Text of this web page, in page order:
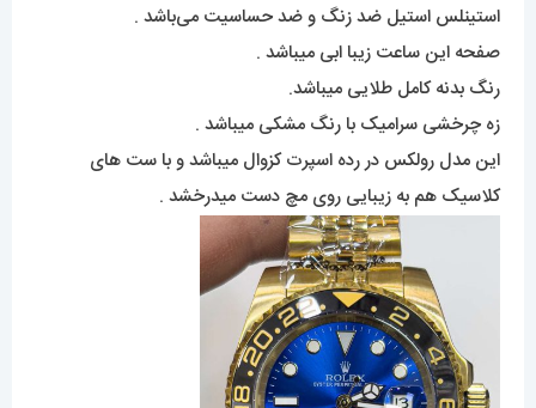
استینلس استیل ضد زنگ و ضد حساسیت می‌باشد .
صفحه این ساعت زیبا ابی میباشد .
رنگ بدنه کامل طلایی میباشد.
زه چرخشی سرامیک با رنگ مشکی میباشد .
این مدل رولکس در رده اسپرت کزوال میباشد و با ست های
کلاسیک هم به زیبایی روی مچ دست میدرخشد .